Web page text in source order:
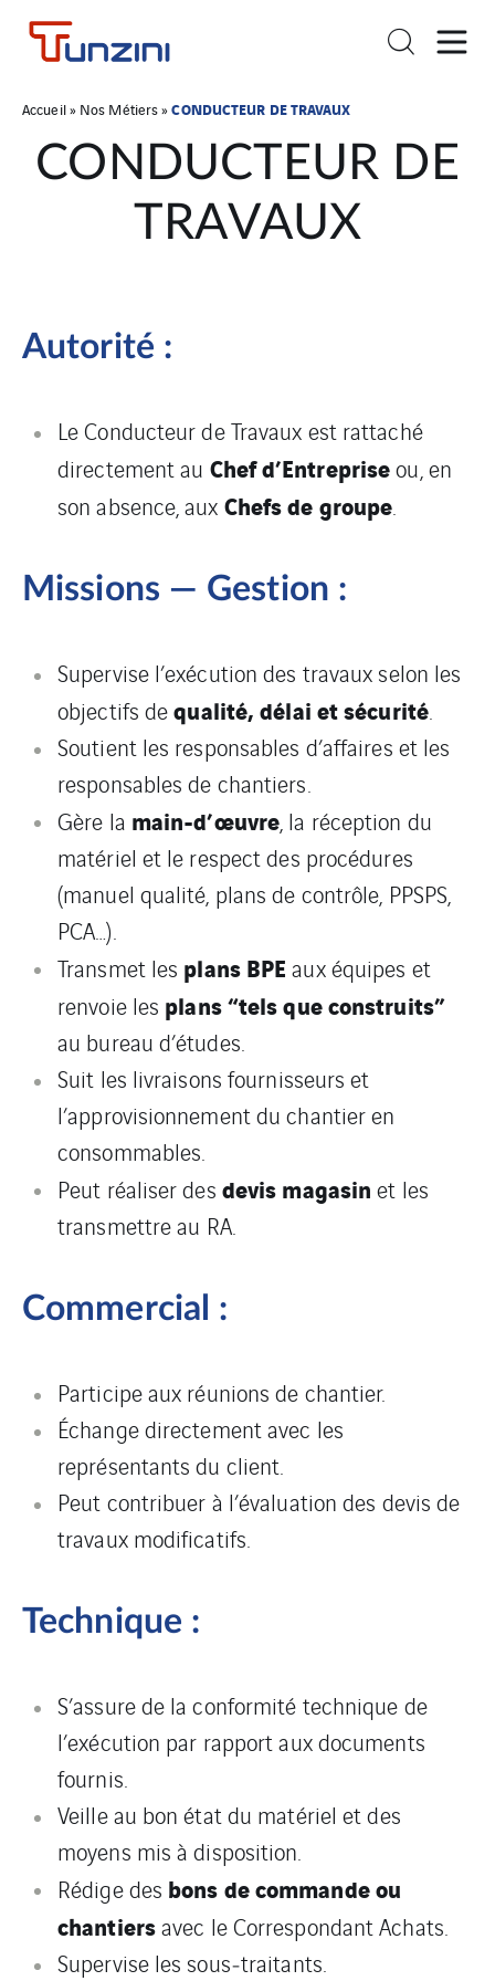
Accueil» Nos Métiers»CONDUCTEUR DE TRAVAUX
CONDUCTEUR DE
TRAVAUX
Autorité :
Le Conducteur de Travaux est rattaché
directement au Chef d’Entrepriseou, en
son absence, aux Chefs de groupe.
Missions — Gestion :
Supervise l’exécution des travaux selon les
objectifs dequalité, délai et sécurité.
Soutient les responsables d’affaires et les
responsables de chantiers.
Gère la main-d’œuvre, la réception du
matériel et le respect des procédures
(manuel qualité, plans de contrôle, PPSPS,
PCA…).
Transmet les plans BPE aux équipes et
renvoie les plans “tels que construits”
au bureau d’études.
Suit les livraisons fournisseurs et
l’approvisionnement du chantier en
consommables.
Peut réaliser des devis magasin et les
transmettre au RA.
Commercial :
Participe aux réunions de chantier.
Échange directement avec les
représentants du client.
Peut contribuer à l’évaluation des devis de
travaux modificatifs.
Technique :
S’assure de la conformité technique de
l’exécution par rapport aux documents
fournis.
Veille au bon état du matériel et des
moyens mis à disposition.
Rédige des bons de commande ou
chantiersavec le Correspondant Achats.
Supervise les sous‑traitants.